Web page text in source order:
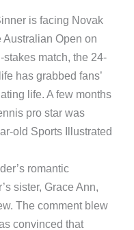
is facing Novak
Australian Open on
match, the 24-
has grabbed fans’
life. A few months
pro star was
old Sports Illustrated
romantic
sister, Grace Ann,
The comment blew
convinced that